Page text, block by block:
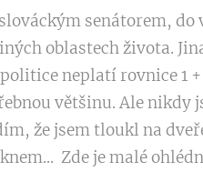
senátorem,
oblastech života.
neplatí rovnice 1
většinu. Ale nikdy
že jsem tloukl na
Zde je malé